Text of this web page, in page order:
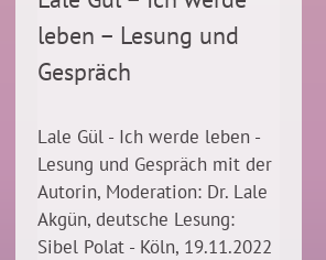
leben – Lesung und
Gespräch
Lale Gül - Ich werde leben -
Lesung und Gespräch mit der
Autorin, Moderation: Dr. Lale
Akgün, deutsche Lesung:
Sibel Polat - Köln, 19.11.2022